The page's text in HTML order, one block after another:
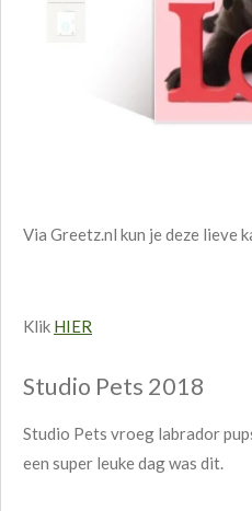
Via Greetz.nl kun je deze lieve
Klik HIER
Studio Pets 2018
Studio Pets vroeg labrador
een super leuke dag was dit.